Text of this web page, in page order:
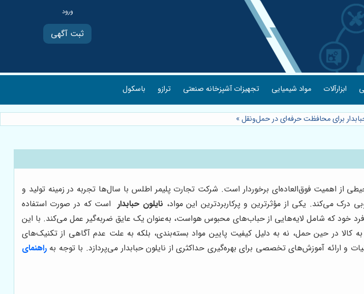
ثبت آگهی
ابزارآلات مواد شیمیایی تجهیزات آشپزخانه صنعتی ترازو باسکول
برای محافظت حرفه‌ای در حمل‌ونقل»
از اهمیت فوق‌العاده‌ای برخوردار است. شرکت تجارت پلیمر اطلس با سال‌ها تجربه در زمینه تولید و
می‌کند. یکی از مؤثرترین و پرکاربردترین این مواد، نایلون حبابدار است که در صورت استفاده
خود که شامل لایه‌هایی از حباب‌های محبوس هواست، به‌عنوان یک عایق ضربه‌گیر عمل می‌کند. با این
در حین حمل، نه به دلیل کیفیت پایین مواد بسته‌بندی، بلکه به علت عدم آگاهی از تکنیک‌های
ارائه آموزش‌های تخصصی برای بهره‌گیری حداکثری از نایلون حبابدار می‌پردازد. با توجه بهراهنمای